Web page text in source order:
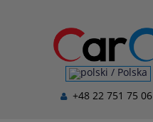
+48 22 751 75 06